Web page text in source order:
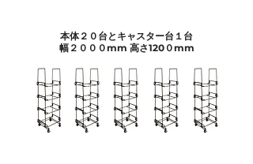
本体２０台とキャスター台１台
​幅２０００mm 高さ120０mm